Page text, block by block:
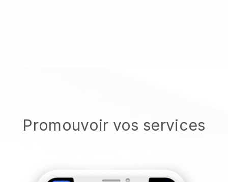
Promouvoir vos services